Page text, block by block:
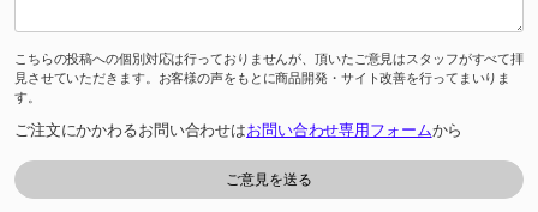
こちらの投稿への個別対応は行っておりませんが、頂いたご意見はスタッフがすべて拝
見させていただきます。お客様の声をもとに商品開発・サイト改善を行ってまいりま
す。
ご注文にかかわるお問い合わせはお問い合わせ専用フォームから